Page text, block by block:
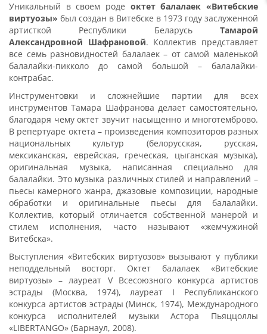
Уникальный в своем роде октет балалаек «Витебские
виртуозы» был создан в Витебске в 1973 году заслуженной
артисткой Республики Беларусь Тамарой
Александровной Шафрановой. Коллектив представляет
все семь разновидностей балалаек – от самой маленькой
балалайки-пикколо до самой большой – балалайки-
контрабас.
Инструментовки и сложнейшие партии для всех
инструментов Тамара Шафранова делает самостоятельно,
благодаря чему октет звучит насыщенно и многотемброво.
В репертуаре октета – произведения композиторов разных
национальных культур (белорусская, русская,
мексиканская, еврейская, греческая, цыганская музыка),
оригинальная музыка, написанная специально для
балалайки. Это музыка различных стилей и направлений –
пьесы камерного жанра, джазовые композиции, народные
обработки и оригинальные пьесы для балалайки.
Коллектив, который отличается собственной манерой и
стилем исполнения, часто называют «жемчужиной
Витебска».
Выступления «Витебских виртуозов» вызывают у публики
неподдельный восторг. Октет балалаек «Витебские
виртуозы» – лауреат V Всесоюзного конкурса артистов
эстрады (Москва, 1974), лауреат I Республиканского
конкурса артистов эстрады (Минск, 1974), Международного
конкурса исполнителей музыки Астора Пьяццоллы
«LIBERTANGO» (Барнаул, 2008).